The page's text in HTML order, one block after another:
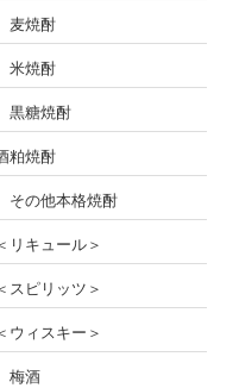
麦焼酎
米焼酎
黒糖焼酎
粕焼酎
その他本格焼酎
リキュール＞
スピリッツ＞
ウィスキー＞
梅酒